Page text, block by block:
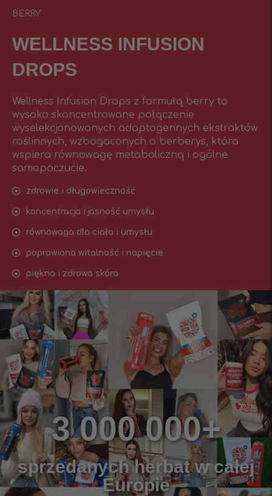
BERRY
WELLNESS INFUSIОN
DROPS
Wellness Infusion Drops z formułą berry to
wysoko skoncentrowane połączenie
wyselekcjonowanych adaptogennych ekstraktów
roślinnych, wzbogaconych o berberys, która
wspiera równowagę metaboliczną i ogólne
samopoczucie.
zdrowie i długowieczność
koncentracja i jasność umysłu
równowaga dla ciała i umysłu
poprawiona witalność i napięcie
piękna i zdrowa skóra
3 000 000+
sprzedanych herbat w całej
Europie